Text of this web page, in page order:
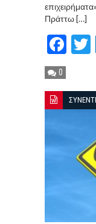
Πράττω […]
0